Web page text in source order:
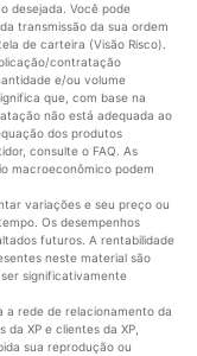
desejada. Você pode
transmissão da sua ordem
de carteira (Visão Risco).
contratação
e/ou volume
que, com base na
não está adequada ao
dos produtos
consulte o FAQ. As
macroeconômico podem
variações e seu preço ou
Os desempenhos
futuros. A rentabilidade
neste material são
significativamente
a rede de relacionamento da
XP e clientes da XP,
sua reprodução ou